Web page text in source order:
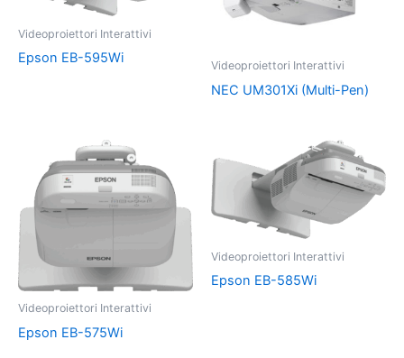
Videoproiettori Interattivi
Epson EB-595Wi Videoproiettori Interattivi
NEC UM301Xi (Multi-Pen)
Videoproiettori Interattivi
Epson EB-575Wi
Videoproiettori Interattivi
Epson EB-585Wi